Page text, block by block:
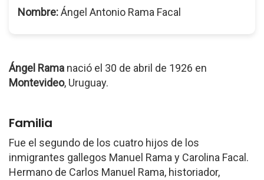
Nombre:Ángel Antonio Rama Facal
Ángel Rama nació el 30 de abril de 1926 en
Montevideo, Uruguay.
Familia
Fue el segundo de los cuatro hijos de los
inmigrantes gallegos Manuel Rama y Carolina Facal.
Hermano de Carlos Manuel Rama, historiador,